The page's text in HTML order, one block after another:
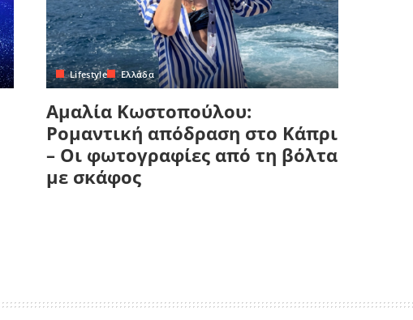
Lifestyle Ελλάδα
Αμαλία Κωστοπούλου:
Ρομαντική απόδραση στο Κάπρι
– Οι φωτογραφίες από τη βόλτα
με σκάφος